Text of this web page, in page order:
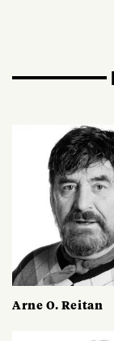
Arne O. Reitan